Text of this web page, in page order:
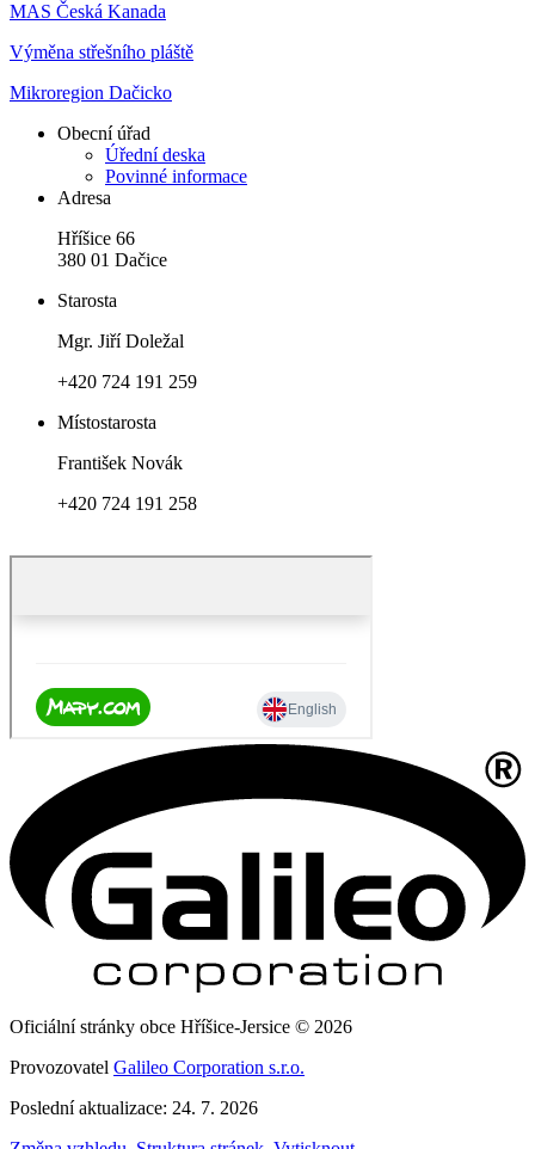
MAS Česká Kanada
Výměna střešního pláště
Mikroregion Dačicko
Obecní úřad
Úřední deska
Povinné informace
Adresa
Hříšice 66
380 01 Dačice
Starosta
Mgr. Jiří Doležal
+420 724 191 259
Místostarosta
František Novák
+420 724 191 258
Oficiální stránky obce Hříšice-Jersice © 2026
Provozovatel Galileo Corporation s.r.o.
Poslední aktualizace: 24. 7. 2026